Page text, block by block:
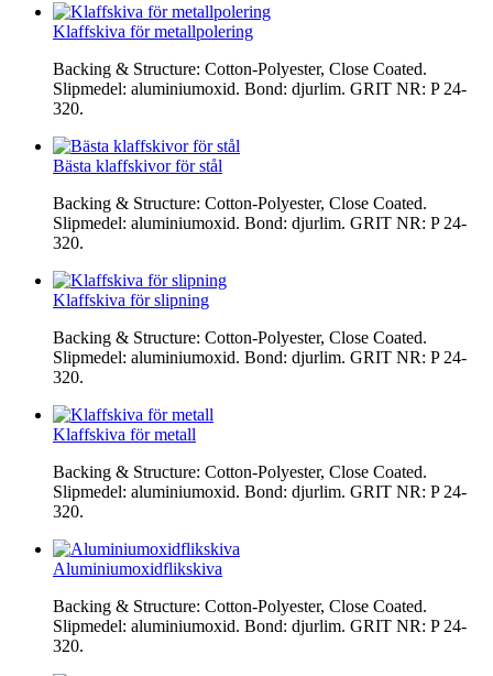
Klaffskiva för metallpolering
Backing & Structure: Cotton-Polyester, Close Coated.
Slipmedel: aluminiumoxid. Bond: djurlim. GRIT NR: P 24-
320.
Bästa klaffskivor för stål
Backing & Structure: Cotton-Polyester, Close Coated.
Slipmedel: aluminiumoxid. Bond: djurlim. GRIT NR: P 24-
320.
Klaffskiva för slipning
Backing & Structure: Cotton-Polyester, Close Coated.
Slipmedel: aluminiumoxid. Bond: djurlim. GRIT NR: P 24-
320.
Klaffskiva för metall
Backing & Structure: Cotton-Polyester, Close Coated.
Slipmedel: aluminiumoxid. Bond: djurlim. GRIT NR: P 24-
320.
Aluminiumoxidflikskiva
Backing & Structure: Cotton-Polyester, Close Coated.
Slipmedel: aluminiumoxid. Bond: djurlim. GRIT NR: P 24-
320.